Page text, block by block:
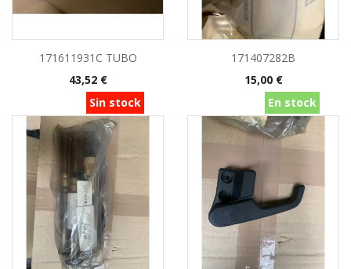
171611931C TUBO
Sin stock
Precio
43,52 €
171407282B
En stock
Precio
15,00 €